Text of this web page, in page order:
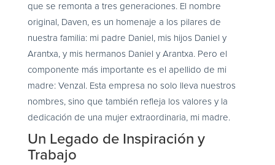
que se remonta a tres generaciones. El nombre
original, Daven, es un homenaje a los pilares de
nuestra familia: mi padre Daniel, mis hijos Daniel y
Arantxa, y mis hermanos Daniel y Arantxa. Pero el
componente más importante es el apellido de mi
madre: Venzal. Esta empresa no solo lleva nuestros
nombres, sino que también refleja los valores y la
dedicación de una mujer extraordinaria, mi madre.
Un Legado de Inspiración y
Trabajo